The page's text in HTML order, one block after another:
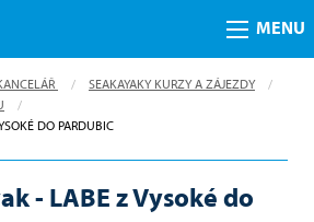
MENU
SEAKAYAKY KURZY A ZÁJEZDY
DO PARDUBIC
- LABE z Vysoké do